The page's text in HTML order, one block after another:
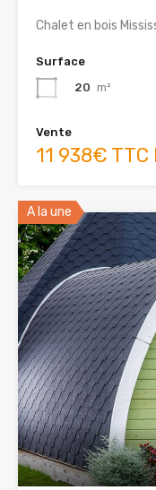
Chalet en bois
Surface
20 m²
Vente
11 938€
A la une